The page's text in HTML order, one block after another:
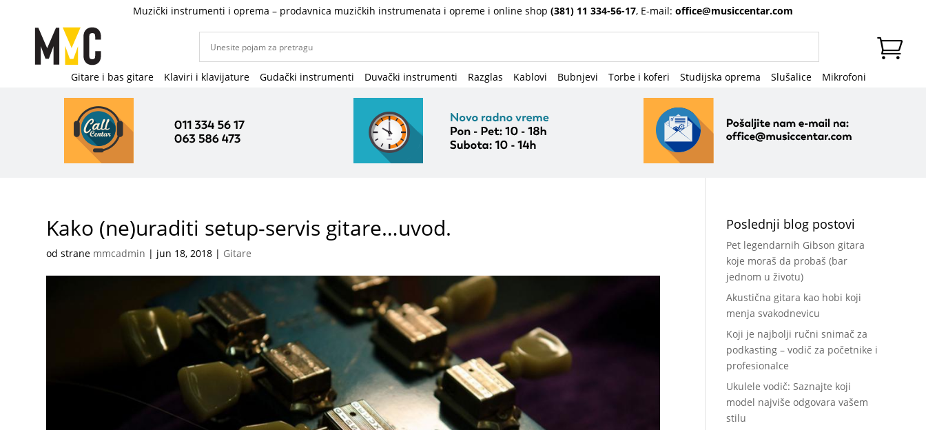
Muzički instrumenti i oprema – prodavnica muzičkih instrumenata i opreme i online shop (381) 11 334-56-17, E-mail: office@musiccentar.com
Gitare i bas gitare Klaviri i klavijature Gudački instrumenti Duvački instrumenti Razglas Kablovi Bubnjevi Torbe i koferi Studijska oprema Slušalice Mikrofoni
Kako (ne)uraditi setup-servis gitare…uvod.
od strane mmcadmin | jun 18, 2018 | Gitare
Poslednji blog postovi
Pet legendarnih Gibson gitara
koje moraš da probaš (bar
jednom u životu)
Akustična gitara kao hobi koji
menja svakodnevicu
Koji je najbolji ručni snimač za
podkasting – vodič za početnike i
profesionalce
Ukulele vodič: Saznajte koji
model najviše odgovara vašem
stilu